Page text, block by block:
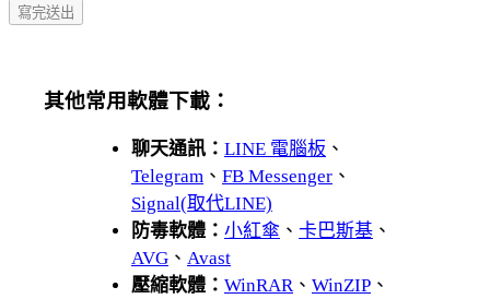
其他常用軟體下載：
聊天通訊： LINE 電腦板 、
Telegram 、 FB Messenger 、
Signal(取代LINE)
防毒軟體： 小紅傘 、 卡巴斯基 、
AVG 、 Avast
壓縮軟體： WinRAR、 WinZIP 、